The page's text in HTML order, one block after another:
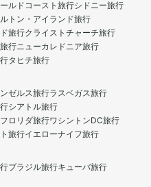
ルドコースト旅行シドニー旅行
トン・アイランド旅行
旅行クライストチャーチ旅行
行ニューカレドニア旅行
タヒチ旅行
ゼルス旅行ラスベガス旅行
シアトル旅行
フロリダ旅行ワシントンDC旅行
旅行イエローナイフ旅行
ブラジル旅行キューバ旅行